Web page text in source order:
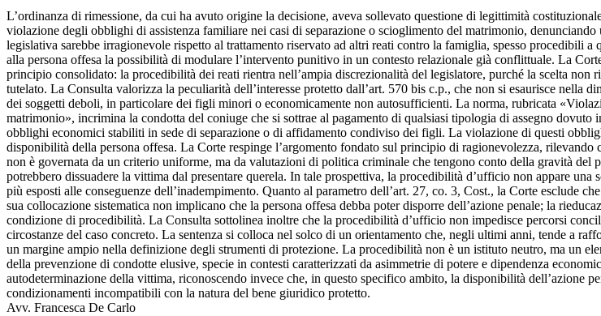
L’ordinanza di rimessione, da cui ha avuto origine la decisione, aveva sollevato questione di legittimità
violazione degli obblighi di assistenza familiare nei casi di separazione o scioglimento del matrimonio,
legislativa sarebbe irragionevole rispetto al trattamento riservato ad altri reati contro la famiglia, spesso procedibili
alla persona offesa la possibilità di modulare l’intervento punitivo in un contesto relazionale già conflittuale. La
principio consolidato: la procedibilità dei reati rientra nell’ampia discrezionalità del legislatore, purché la scelta
tutelato. La Consulta valorizza la peculiarità dell’interesse protetto dall’art. 570 bis c.p., che non si esaurisce
dei soggetti deboli, in particolare dei figli minori o economicamente non autosufficienti. La norma, rubricata
matrimonio», incrimina la condotta del coniuge che si sottrae al pagamento di qualsiasi tipologia di assegno
obblighi economici stabiliti in sede di separazione o di affidamento condiviso dei figli. La violazione di questi
disponibilità della persona offesa. La Corte respinge l’argomento fondato sul principio di ragionevolezza,
non è governata da un criterio uniforme, ma da valutazioni di politica criminale che tengono conto della gravità
potrebbero dissuadere la vittima dal presentare querela. In tale prospettiva, la procedibilità d’ufficio non appare
più esposti alle conseguenze dell’inadempimento. Quanto al parametro dell’art. 27, co. 3, Cost., la Corte esclude
sua collocazione sistematica non implicano che la persona offesa debba poter disporre dell’azione penale; la
condizione di procedibilità. La Consulta sottolinea inoltre che la procedibilità d’ufficio non impedisce percorsi
circostanze del caso concreto. La sentenza si colloca nel solco di un orientamento che, negli ultimi anni, tende a
un margine ampio nella definizione degli strumenti di protezione. La procedibilità non è un istituto neutro, ma un
della prevenzione di condotte elusive, specie in contesti caratterizzati da asimmetrie di potere e dipendenza
autodeterminazione della vittima, riconoscendo invece che, in questo specifico ambito, la disponibilità dell’azione
condizionamenti incompatibili con la natura del bene giuridico protetto.
Avv. Francesca De Carlo